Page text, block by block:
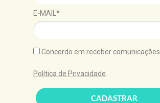
E-MAIL*
Concordo em receber comunicações.
Política de Privacidade
CADASTRAR